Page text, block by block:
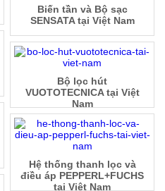
Biến tần và Bộ sạc
SENSATA tại Việt Nam
Bộ lọc hút
VUOTOTECNICA tại Việt
Nam
Hệ thống thanh lọc và
điều áp PEPPERL+FUCHS
tại Việt Nam